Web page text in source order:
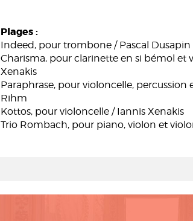
Plages :
Indeed, pour trombone / Pascal Dusapin
Charisma, pour clarinette en si bémol et
Xenakis
Paraphrase, pour violoncelle, percussion
Rihm
Kottos, pour violoncelle / Iannis Xenakis
Trio Rombach, pour piano, violon et